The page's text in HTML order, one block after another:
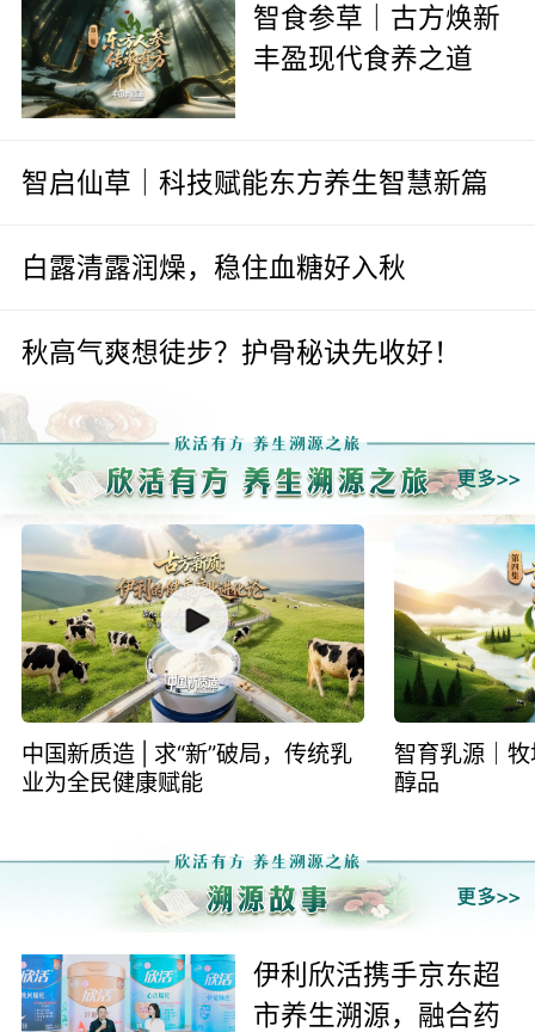
智食参草｜古方焕新
丰盈现代食养之道
智启仙草｜科技赋能东方养生智慧新篇
白露清露润燥，稳住血糖好入秋
秋高气爽想徒步？护骨秘诀先收好！
中国新质造 | 求“新”破局，传统乳
业为全民健康赋能
智育乳源｜
醇品
伊利欣活携手京东超
市养生溯源，融合药